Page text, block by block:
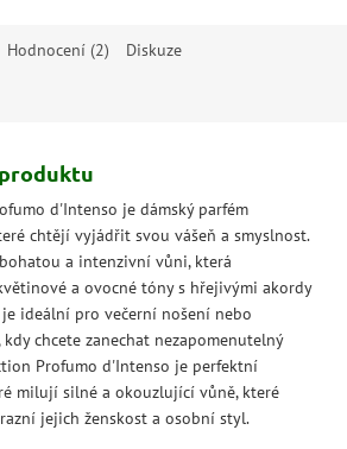
Hodnocení (2) Diskuze
d'Intenso je dámský parfém
chtějí vyjádřit svou vášeň a smyslnost.
a intenzivní vůni, která
a ovocné tóny s hřejivými akordy
ideální pro večerní nošení nebo
chcete zanechat nezapomenutelný
Profumo d'Intenso je perfektní
milují silné a okouzlující vůně, které
jejich ženskost a osobní styl.